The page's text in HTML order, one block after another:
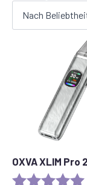
OXVA XLIM Pro
Rating: